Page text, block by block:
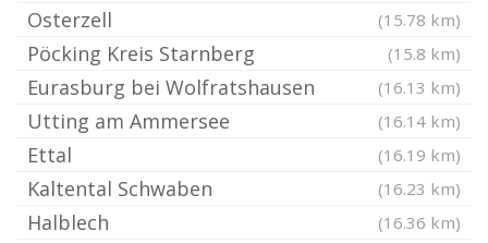
Osterzell (15.78 km)
Pöcking Kreis Starnberg (15.8 km)
Eurasburg bei Wolfratshausen (16.13 km)
Utting am Ammersee (16.14 km)
Ettal (16.19 km)
Kaltental Schwaben (16.23 km)
Halblech (16.36 km)